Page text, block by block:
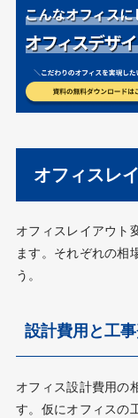
オフィスレ
オフィスレイアウト
ます。それぞれの相
う。
設計費用と工
オフィス設計費用の
す。仮にオフィスの